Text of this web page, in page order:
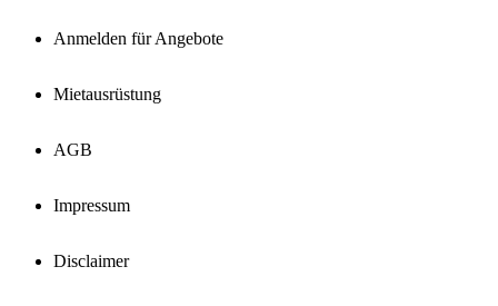
Anmelden für Angebote
Mietausrüstung
AGB
Impressum
Disclaimer